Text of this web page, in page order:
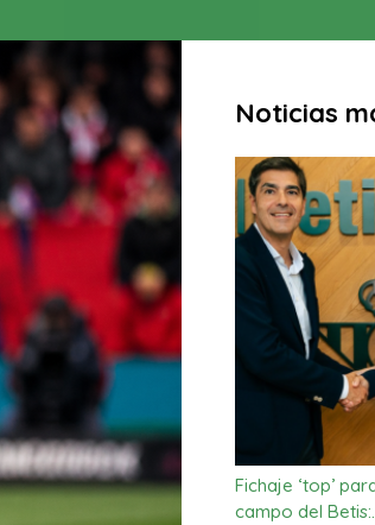
Noticias
Fichaje ‘top’
campo del